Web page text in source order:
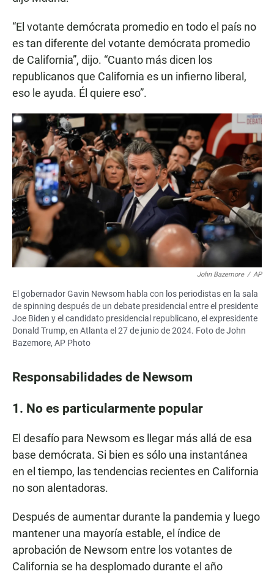
“El votante demócrata promedio en todo el país no
es tan diferente del votante demócrata promedio
de California”, dijo. “Cuanto más dicen los
republicanos que California es un infierno liberal,
eso le ayuda. Él quiere eso”.
John Bazemore / AP
El gobernador Gavin Newsom habla con los periodistas en la sala
de spinning después de un debate presidencial entre el presidente
Joe Biden y el candidato presidencial republicano, el expresidente
Donald Trump, en Atlanta el 27 de junio de 2024. Foto de John
Bazemore, AP Photo
Responsabilidades de Newsom
1. No es particularmente popular
El desafío para Newsom es llegar más allá de esa
base demócrata. Si bien es sólo una instantánea
en el tiempo, las tendencias recientes en California
no son alentadoras.
Después de aumentar durante la pandemia y luego
mantener una mayoría estable, el índice de
aprobación de Newsom entre los votantes de
California se ha desplomado durante el año